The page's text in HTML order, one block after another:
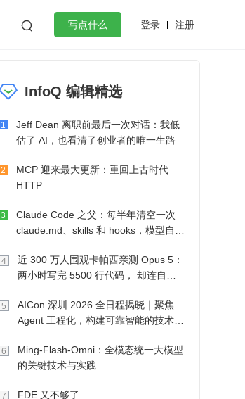
 写点什么 登录 注册
微服务架构 flutter
InfoQ 编辑精选
1
Jeff Dean 离职前最后一次对话：我低
估了 AI，也看清了创业者的唯一生路
2
MCP 迎来最大更新：重回上古时代
HTTP
3
Claude Code 之父：每半年清空一次
claude.md、skills 和 hooks，模型自己
4
近 300 万人围观卡帕西亲测 Opus 5：
两小时写完 5500 行代码， 却连自己
5
AICon 深圳 2026 全日程揭晓｜聚焦
Agent 工程化，构建可靠智能的技术路
6
Ming-Flash-Omni：全模态统一大模型
的关键技术与实践
7 FDE 又不够了